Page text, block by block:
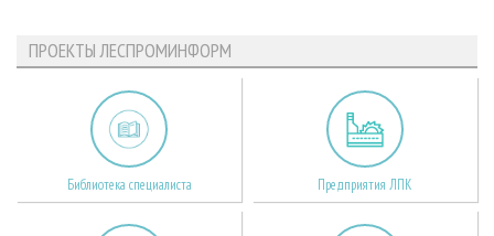
ПРОЕКТЫ ЛЕСПРОМИНФОРМ
Библиотека специалиста Предприятия ЛПК